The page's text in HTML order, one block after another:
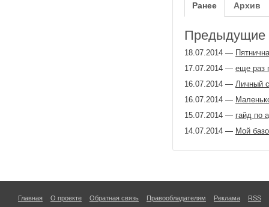
Ранее Архив
Предыдущие
18.07.2014 —
17.07.2014 — еще раз
16.07.2014 — Личный
16.07.2014 —
15.07.2014 — гайд по
14.07.2014 — Мой
Главная О проекте Обратная связь Правообладателям Реклама RSS